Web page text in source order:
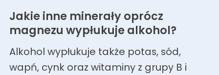
Jakie inne minerały oprócz
magnezu wypłukuje alkohol?
Alkohol wypłukuje także potas, sód,
wapń, cynk oraz witaminy z grupy B i